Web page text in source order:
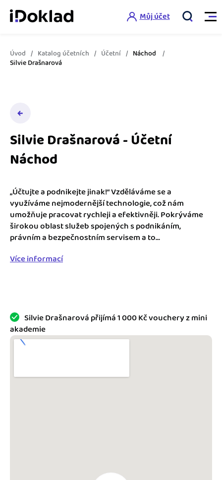
Vlastnosti
Správa kontaktů
Hlídání cashflow
Spolupráce s účetní
Propojení na další systémy
Spřátelené účetní
Katalog doplňků
Nápověda
Jak začít podnikat
Jak se vyznat ve fakturaci
Šablony faktur
Šablona pro plátce DPH
Šablona pro neplátce DPH
Registrovat ZDARMA
Můj účet
Úvod Katalog účetních Účetní
Náchod
Silvie Drašnarová
Silvie Drašnarová - Účetní
Náchod
„Účtujte a podnikejte jinak!“ Vzděláváme se a
využíváme nejmodernější technologie, což nám
umožňuje pracovat rychleji a efektivněji. Pokrýváme
širokou oblast služeb spojených s podnikáním,
právním a bezpečnostním servisem a to...
Více informací
Silvie Drašnarová přijímá 1 000 Kč vouchery z mini
akademie